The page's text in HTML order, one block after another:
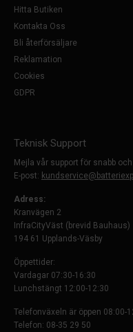
Hitta Butiken
Kontakta Oss
Bli återförsäljare
Reklamation
Cookies
GDPR
Teknisk Support
Mejla vår support för snabb
E-post:
Adress:
Kranvägen 2
InfraCityVäst (brevid Bauhaus)
194 61 Upplands-Väsby
Öppettider:
Vardagar 07:30-16:30
Lunchstängt 12:00-12:30
Telefonväxeln är öppen 08:00-
Telefon: 08-35 29 50